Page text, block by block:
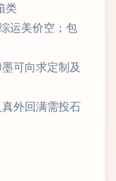
类
运美价空；包
可向求定制及
外回满需投石